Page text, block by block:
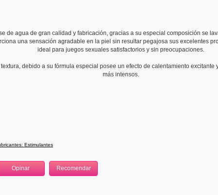
de agua de gran calidad y fabricación, gracias a su especial composición se
una sensación agradable en la piel sin resultar pegajosa sus excelentes
ideal para juegos sexuales satisfactorios y sin preocupaciones.
debido a su fórmula especial posee un efecto de calentamiento excitante
más intensos.
Estimulantes